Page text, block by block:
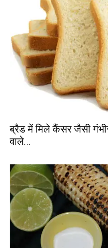
ब्रैड में मिले कैंसर जैसी
वाले...